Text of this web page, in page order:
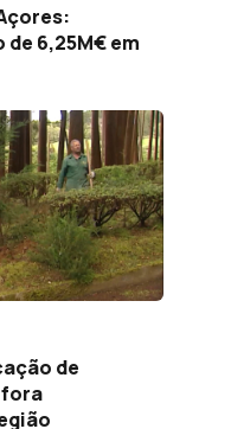
6,25M€ em
de
fora